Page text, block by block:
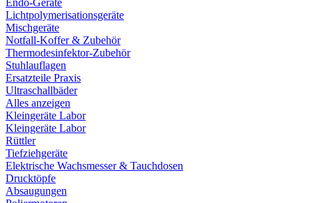
Endo-Geräte
Lichtpolymerisationsgeräte
Mischgeräte
Notfall-Koffer & Zubehör
Thermodesinfektor-Zubehör
Stuhlauflagen
Ersatzteile Praxis
Ultraschallbäder
Alles anzeigen
Kleingeräte Labor
Kleingeräte Labor
Rüttler
Tiefziehgeräte
Elektrische Wachsmesser & Tauchdosen
Drucktöpfe
Absaugungen